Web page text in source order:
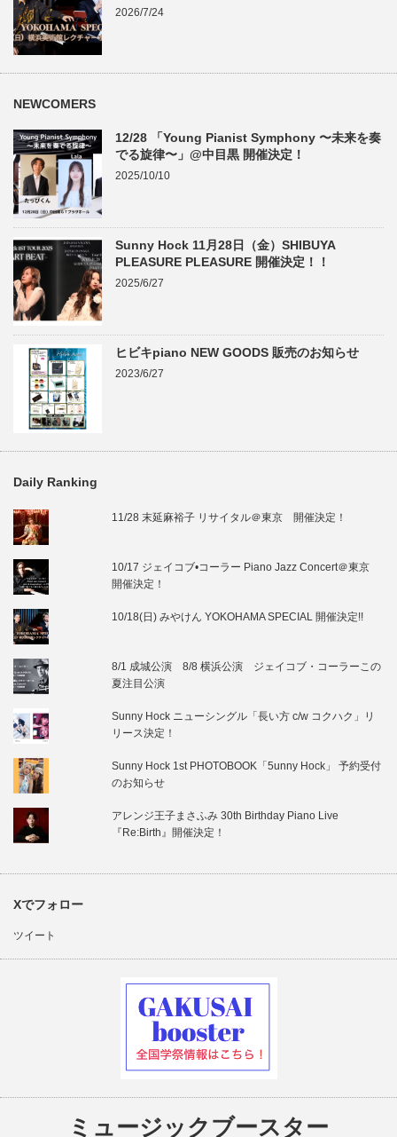
2026/7/24
NEWCOMERS
12/28 「Young Pianist Symphony 〜未来を奏
でる旋律〜」@中目黒 開催決定！
2025/10/10
Sunny Hock 11月28日（金）SHIBUYA
PLEASURE PLEASURE 開催決定！！
2025/6/27
ヒビキpiano NEW GOODS 販売のお知らせ
2023/6/27
Daily Ranking
11/28 末延麻裕子 リサイタル＠東京 開催決定！
10/17 ジェイコブ•コーラー Piano Jazz Concert＠東京
開催決定！
10/18(日) みやけん YOKOHAMA SPECIAL 開催決定!!
8/1 成城公演 8/8 横浜公演 ジェイコブ・コーラーこの
夏注目公演
Sunny Hock ニューシングル「長い方 c/w コクハク」リ
リース決定！
Sunny Hock 1st PHOTOBOOK「5unny Hock」 予約受付
のお知らせ
アレンジ王子まさふみ 30th Birthday Piano Live
『Re:Birth』開催決定！
Xでフォロー
ツイート
ミュージックブースター